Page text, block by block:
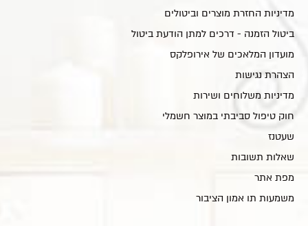
מדיניות החזרת מוצרים וביטולים
ביטול הזמנה - דרכים למתן הודעת ביטול
מועדון המלאכים של אירופלקס
הצהרת נגישות
מדיניות משלוחים ושירות
חוק טיפול סביבתי במוצר חשמלי
שעטנז
שאלות תשובות
מפת אתר
משמעות תו אמון הציבור